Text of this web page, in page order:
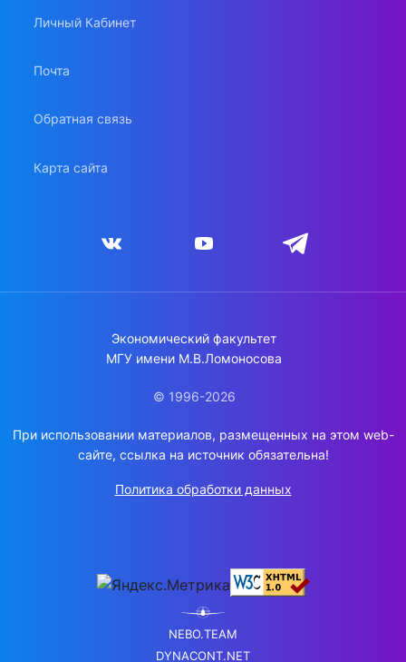
Личный Кабинет
Почта
Обратная связь
Карта сайта
Экономический факультет
МГУ имени М.В.Ломоносова
© 1996-2026
При использовании материалов, размещенных на этом web-
сайте, ссылка на источник обязательна!
Политика обработки данных
NEBO.TEAM
DYNACONT.NET